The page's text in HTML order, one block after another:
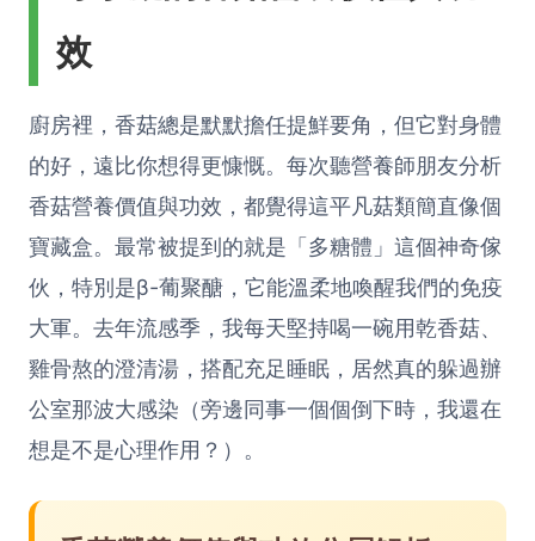
效
廚房裡，香菇總是默默擔任提鮮要角，但它對身體
的好，遠比你想得更慷慨。每次聽營養師朋友分析
香菇營養價值與功效，都覺得這平凡菇類簡直像個
寶藏盒。最常被提到的就是「多糖體」這個神奇傢
伙，特別是β-葡聚醣，它能溫柔地喚醒我們的免疫
大軍。去年流感季，我每天堅持喝一碗用乾香菇、
雞骨熬的澄清湯，搭配充足睡眠，居然真的躲過辦
公室那波大感染（旁邊同事一個個倒下時，我還在
想是不是心理作用？）。